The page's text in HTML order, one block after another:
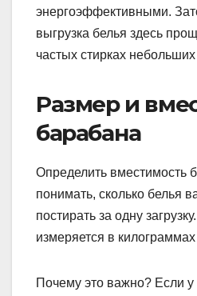
энергоэффективными.
выгрузка белья здесь
частых стирках
Размер и
барабана
Определить вместимость
понимать, сколько белья
постирать за одну
измеряется в килограммах
Почему это важно? Если